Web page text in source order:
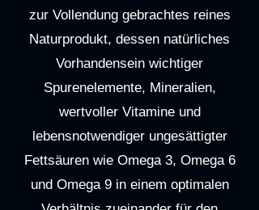
zur Vollendung gebrachtes reines
Naturprodukt, dessen natürliches
Vorhandensein wichtiger
Spurenelemente, Mineralien,
wertvoller Vitamine und
lebensnotwendiger ungesättigter
Fettsäuren wie Omega 3, Omega 6
und Omega 9 in einem optimalen